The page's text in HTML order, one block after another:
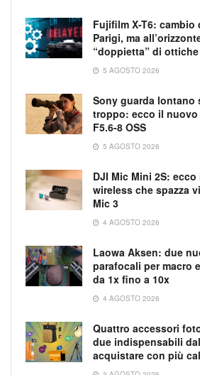
Fujifilm X-T6: cambio
Parigi, ma
“doppietta” di ottiche
5 AGOSTO 2026
Sony guarda lontano
troppo: ecco il nuovo
F5.6-8 OSS
5 AGOSTO 2026
DJI Mic Mini 2S:
wireless che spazza
Mic 3
4 AGOSTO 2026
Laowa Aksen: due
parafocali per macro
da 1x fino a 10x
4 AGOSTO 2026
Quattro accessori
due indispensabili
acquistare con più